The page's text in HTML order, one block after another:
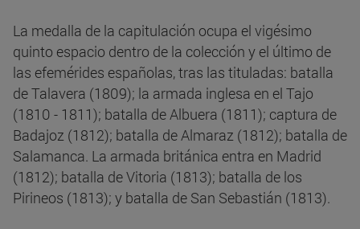
La medalla de la capitulación ocupa el vigésimo
quinto espacio dentro de la colección y el último de
las efemérides españolas, tras las tituladas: batalla
de Talavera (1809); la armada inglesa en el Tajo
(1810 - 1811); batalla de Albuera (1811); captura de
Badajoz (1812); batalla de Almaraz (1812); batalla de
Salamanca. La armada británica entra en Madrid
(1812); batalla de Vitoria (1813); batalla de los
Pirineos (1813); y batalla de San Sebastián (1813).